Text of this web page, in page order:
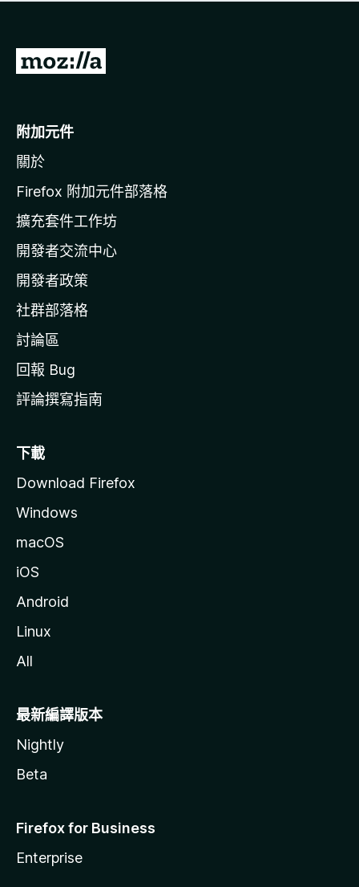
有
前
o
i
l
a
官
網
附加元件
關於
Firefox 附加元件部落格
擴充套件工作坊
開發者交流中心
開發者政策
社群部落格
討論區
回報 Bug
評論撰寫指南
下載
Download Firefox
Windows
macOS
iOS
Android
Linux
All
最新編譯版本
Nightly
Beta
Firefox for Business
Enterprise